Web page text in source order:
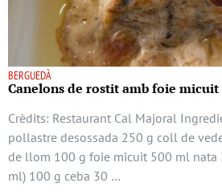
BERGUEDÀ
Canelons de rostit amb foie micuit
Crèdits: Restaurant Cal Majoral
pollastre desossada 250 g coll de
de llom 100 g foie micuit 500 ml nata
ml) 100 g ceba 30 …